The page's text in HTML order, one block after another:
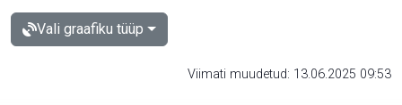
Vali graafiku tüüp
Viimati muudetud: 13.06.2025 09:53